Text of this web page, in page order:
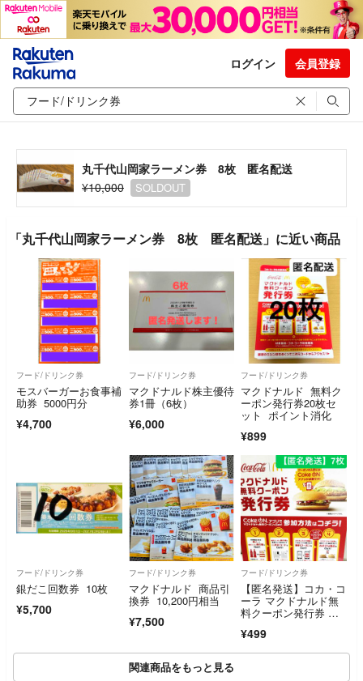
ログイン 会員登録
丸千代山岡家ラーメン券 8枚 匿名配送
¥10,000
SOLDOUT
「丸千代山岡家ラーメン券 8枚 匿名配送」に近い商品
フード/ドリンク券
モスバーガーお食事補
助券 5000円分
¥4,700
フード/ドリンク券
マクドナルド株主優待
券1冊（6枚）
¥6,000
フード/ドリンク券
マクドナルド 無料ク
ーポン発行券20枚セ
ット ポイント消化
¥899
フード/ドリンク券
銀だこ回数券 10枚
¥5,700
フード/ドリンク券
マクドナルド 商品引
換券 10,200円相当
¥7,500
フード/ドリンク券
【匿名発送】コカ・コ
ーラ マクドナルド無
料クーポン発行券 （7
¥499
関連商品をもっと見る